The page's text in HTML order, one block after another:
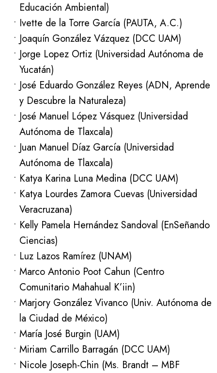
Educación Ambiental)
Ivette de la Torre García (PAUTA, A.C.)
Joaquín González Vázquez (DCC UAM)
Jorge Lopez Ortiz (Universidad Autónoma de
Yucatán)
José Eduardo González Reyes (ADN, Aprende
y Descubre la Naturaleza)
José Manuel López Vásquez (Universidad
Autónoma de Tlaxcala)
Juan Manuel Díaz García (Universidad
Autónoma de Tlaxcala)
Katya Karina Luna Medina (DCC UAM)
Katya Lourdes Zamora Cuevas (Universidad
Veracruzana)
Kelly Pamela Hernández Sandoval (EnSeñando
Ciencias)
Luz Lazos Ramírez (UNAM)
Marco Antonio Poot Cahun (Centro
Comunitario Mahahual K’iin)
Marjory González Vivanco (Univ. Autónoma de
la Ciudad de México)
María José Burgin (UAM)
Miriam Carrillo Barragán (DCC UAM)
Nicole Joseph-Chin (Ms. Brandt – MBF